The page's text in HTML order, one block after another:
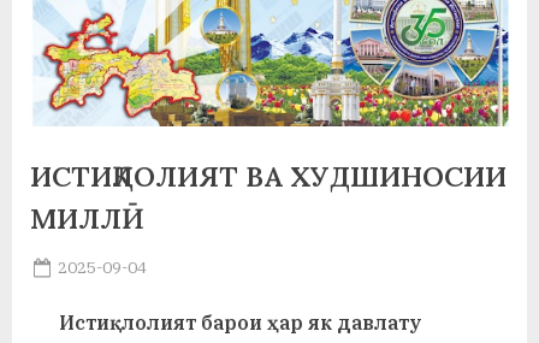
а
н
о
м
ИСТИҚЛОЛИЯТ ВА ХУДШИНОСИИ
МИЛЛӢ
Posted
2025-09-04
Истиқлолият барои ҳар як давлату